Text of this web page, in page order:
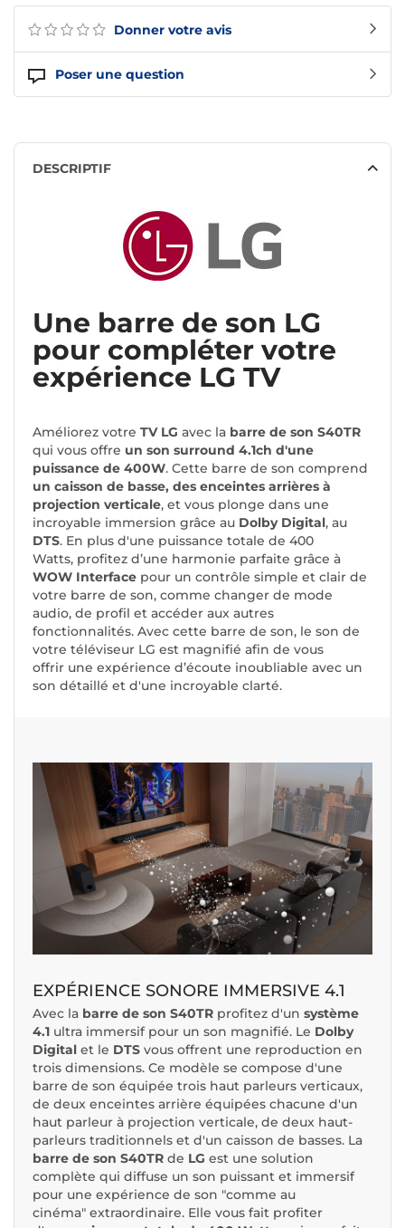
Donner votre avis
Poser une question
DESCRIPTIF
Une barre de son LG
pour compléter votre
expérience LG TV
Améliorez votre TV LG avec la barre de son S40TR
qui vous offre un son surround 4.1ch d'une
puissance de 400W. Cette barre de son comprend
un caisson de basse, des enceintes arrières à
projection verticale, et vous plonge dans une
incroyable immersion grâce au Dolby Digital, au
DTS. En plus d'une puissance totale de 400
Watts, profitez d’une harmonie parfaite grâce à
WOW Interface pour un contrôle simple et clair de
votre barre de son, comme changer de mode
audio, de profil et accéder aux autres
fonctionnalités. Avec cette barre de son, le son de
votre téléviseur LG est magnifié afin de vous
offrir une expérience d’écoute inoubliable avec un
son détaillé et d'une incroyable clarté.
EXPÉRIENCE SONORE IMMERSIVE 4.1
Avec la barre de son S40TR profitez d'un système
4.1 ultra immersif pour un son magnifié. Le Dolby
Digital et le DTS vous offrent une reproduction en
trois dimensions. Ce modèle se compose d'une
barre de son équipée trois haut parleurs verticaux,
de deux enceintes arrière équipées chacune d'un
haut parleur à projection verticale, de deux haut-
parleurs traditionnels et d'un caisson de basses. La
barre de son S40TR de LG est une solution
complète qui diffuse un son puissant et immersif
pour une expérience de son "comme au
cinéma" extraordinaire. Elle vous fait profiter